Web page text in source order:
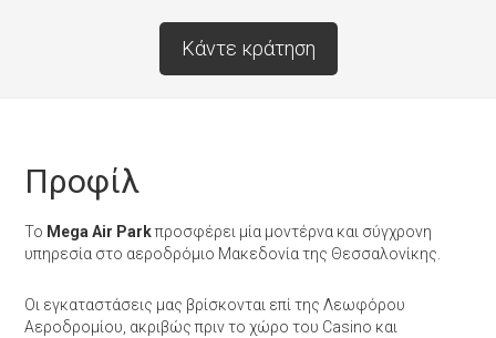
Κάντε κράτηση
Προφίλ
Το Mega Air Parkπροσφέρει μία μοντέρνα και σύγχρονη
υπηρεσία στο αεροδρόμιο Μακεδονία της Θεσσαλονίκης.
Οι εγκαταστάσεις μας βρίσκονται επί της Λεωφόρου
Αεροδρομίου, ακριβώς πριν το χώρο του Casino και